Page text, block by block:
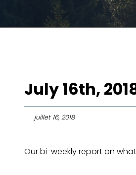
July 16th,
juillet 16, 2018
Our bi-weekly report on